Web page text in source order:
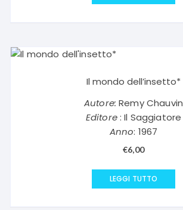
Il mondo dell’insetto*
Autore: Remy Chauvin
Editore: Il Saggiatore
Anno: 1967
€6,00
LEGGI TUTTO